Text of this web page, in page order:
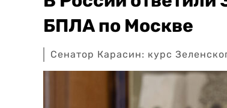
БПЛА по Москве
Сенатор Карасин: курс